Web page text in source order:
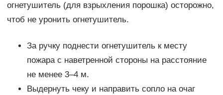
огнетушитель (для взрыхления порошка) осторожно,
чтоб не уронить огнетушитель.
За ручку поднести огнетушитель к месту
пожара с наветренной стороны на расстояние
не менее 3–4 м.
Выдернуть чеку и направить сопло на очаг